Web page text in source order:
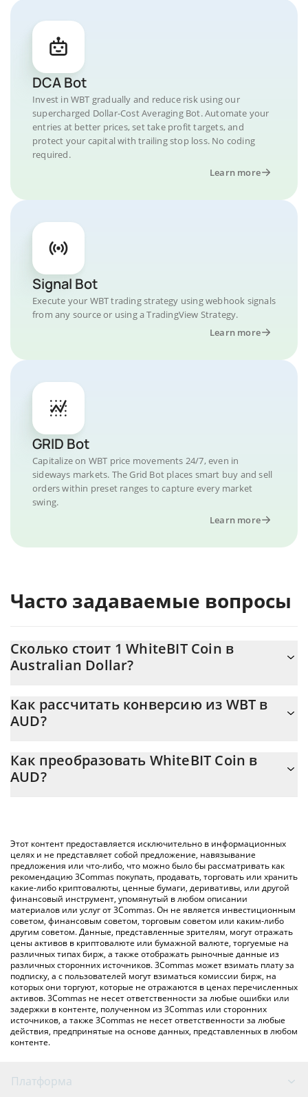
DCA Bot
Invest in WBT gradually and reduce risk using our
supercharged Dollar-Cost Averaging Bot. Automate your
entries at better prices, set take profit targets, and
protect your capital with trailing stop loss. No coding
required.
Learn more
Signal Bot
Execute your WBT trading strategy using webhook signals
from any source or using a TradingView Strategy.
Learn more
GRID Bot
Capitalize on WBT price movements 24/7, even in
sideways markets. The Grid Bot places smart buy and sell
orders within preset ranges to capture every market
swing.
Learn more
Часто задаваемые вопросы
Сколько стоит 1 WhiteBIT Coin в
Australian Dollar?
На данный момент 1 WhiteBIT Coin равно 79.67 {toSymbol
Как рассчитать конверсию из WBT в
AUD?
рассчитать цену конвертации WBT в AUD, просто введя
сумму WhiteBIT Coin в соответствующее поле, и
Вы также можете использовать приведенную выше таблицу
цен WhiteBIT Coin, чтобы проверить последние цены на
WhiteBIT Coin в основных фиатных и криптовалютах.
Как преобразовать WhiteBIT Coin в
AUD?
Этот контент предоставляется исключительно в информационных
целях и не представляет собой предложение, навязывание
предложения или что-либо, что можно было бы рассматривать как
рекомендацию 3Commas покупать, продавать, торговать или хранить
какие-либо криптовалюты, ценные бумаги, деривативы, или другой
финансовый инструмент, упомянутый в любом описании
материалов или услуг от 3Commas. Он не является инвестиционным
советом, финансовым советом, торговым советом или каким-либо
другим советом. Данные, представленные зрителям, могут отражать
цены активов в криптовалюте или бумажной валюте, торгуемые на
различных типах бирж, а также отображать рыночные данные из
различных сторонних источников. 3Commas может взимать плату за
подписку, а с пользователей могут взиматься комиссии бирж, на
которых они торгуют, которые не отражаются в ценах перечисленных
активов. 3Commas не несет ответственности за любые ошибки или
задержки в контенте, полученном из 3Commas или сторонних
источников, а также 3Commas не несет ответственности за любые
действия, предпринятые на основе данных, представленных в любом
контенте.
Платформа